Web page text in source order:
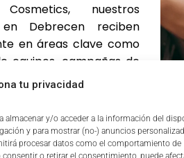
tu privacidad
y/o acceder a la información del
y para mostrar (no-) anuncios
procesar datos como el comportamiento de
o retirar el consentimiento, puede
nuestros
en Debrecen reciben
en áreas clave como
equipos, campañas de
específicamente
del salón. Este
asegura eficiencia,
desde el inicio.